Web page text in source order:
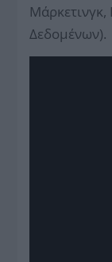
Δεδομένων).